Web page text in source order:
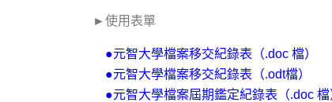
►使用表單
●元智大學檔案移交紀錄表 （.doc 檔）
●元智大學檔案移交紀錄表 （.odt檔）
●元智大學檔案屆期鑑定紀錄表 （.doc 檔